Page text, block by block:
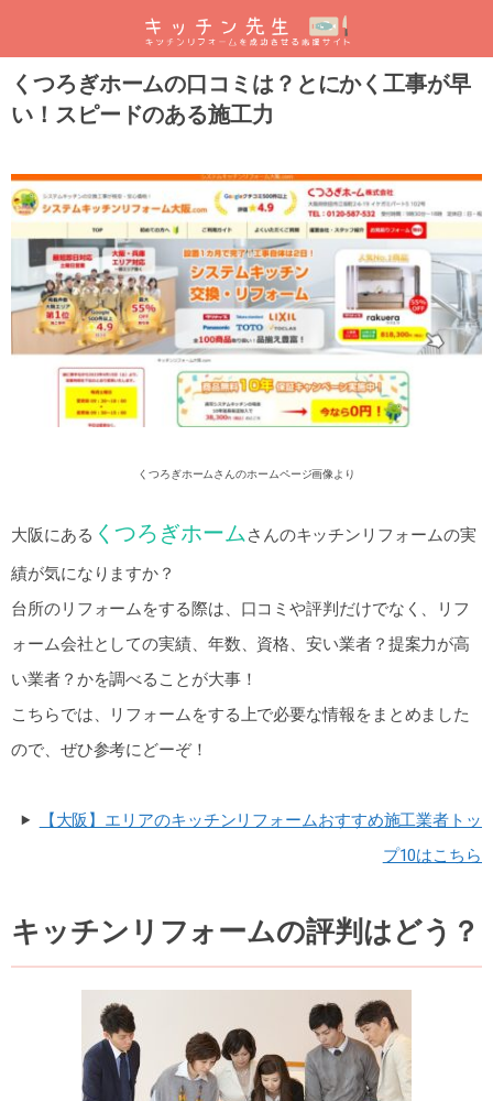
くつろぎホームの口コミは？とにかく工事が早
い！スピードのある施工力
くつろぎホームさんのホームページ画像より
大阪にある くつろぎホーム さんのキッチンリフォームの実
績が気になりますか？
台所のリフォームをする際は、口コミや評判だけでなく、リフ
ォーム会社としての実績、年数、資格、安い業者？提案力が高
い業者？かを調べることが大事！
こちらでは、リフォームをする上で必要な情報をまとめました
ので、ぜひ参考にどーぞ！
【大阪】エリアのキッチンリフォームおすすめ施工業者トッ
プ10はこちら
キッチンリフォームの評判はどう？